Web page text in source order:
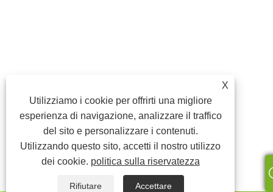
X
Utilizziamo i cookie per offrirti una migliore
esperienza di navigazione, analizzare il traffico
del sito e personalizzare i contenuti.
Utilizzando questo sito, accetti il ​​nostro utilizzo
dei cookie. politica sulla riservatezza
Rifiutare Accettare